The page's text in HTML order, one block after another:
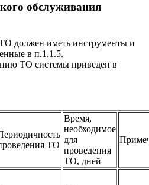
обслуживания
должен иметь инструменты и
в п.1.1.5.
ТО системы приведен в
ТО
Время,
необходимое
для
проведения
ТО, дней